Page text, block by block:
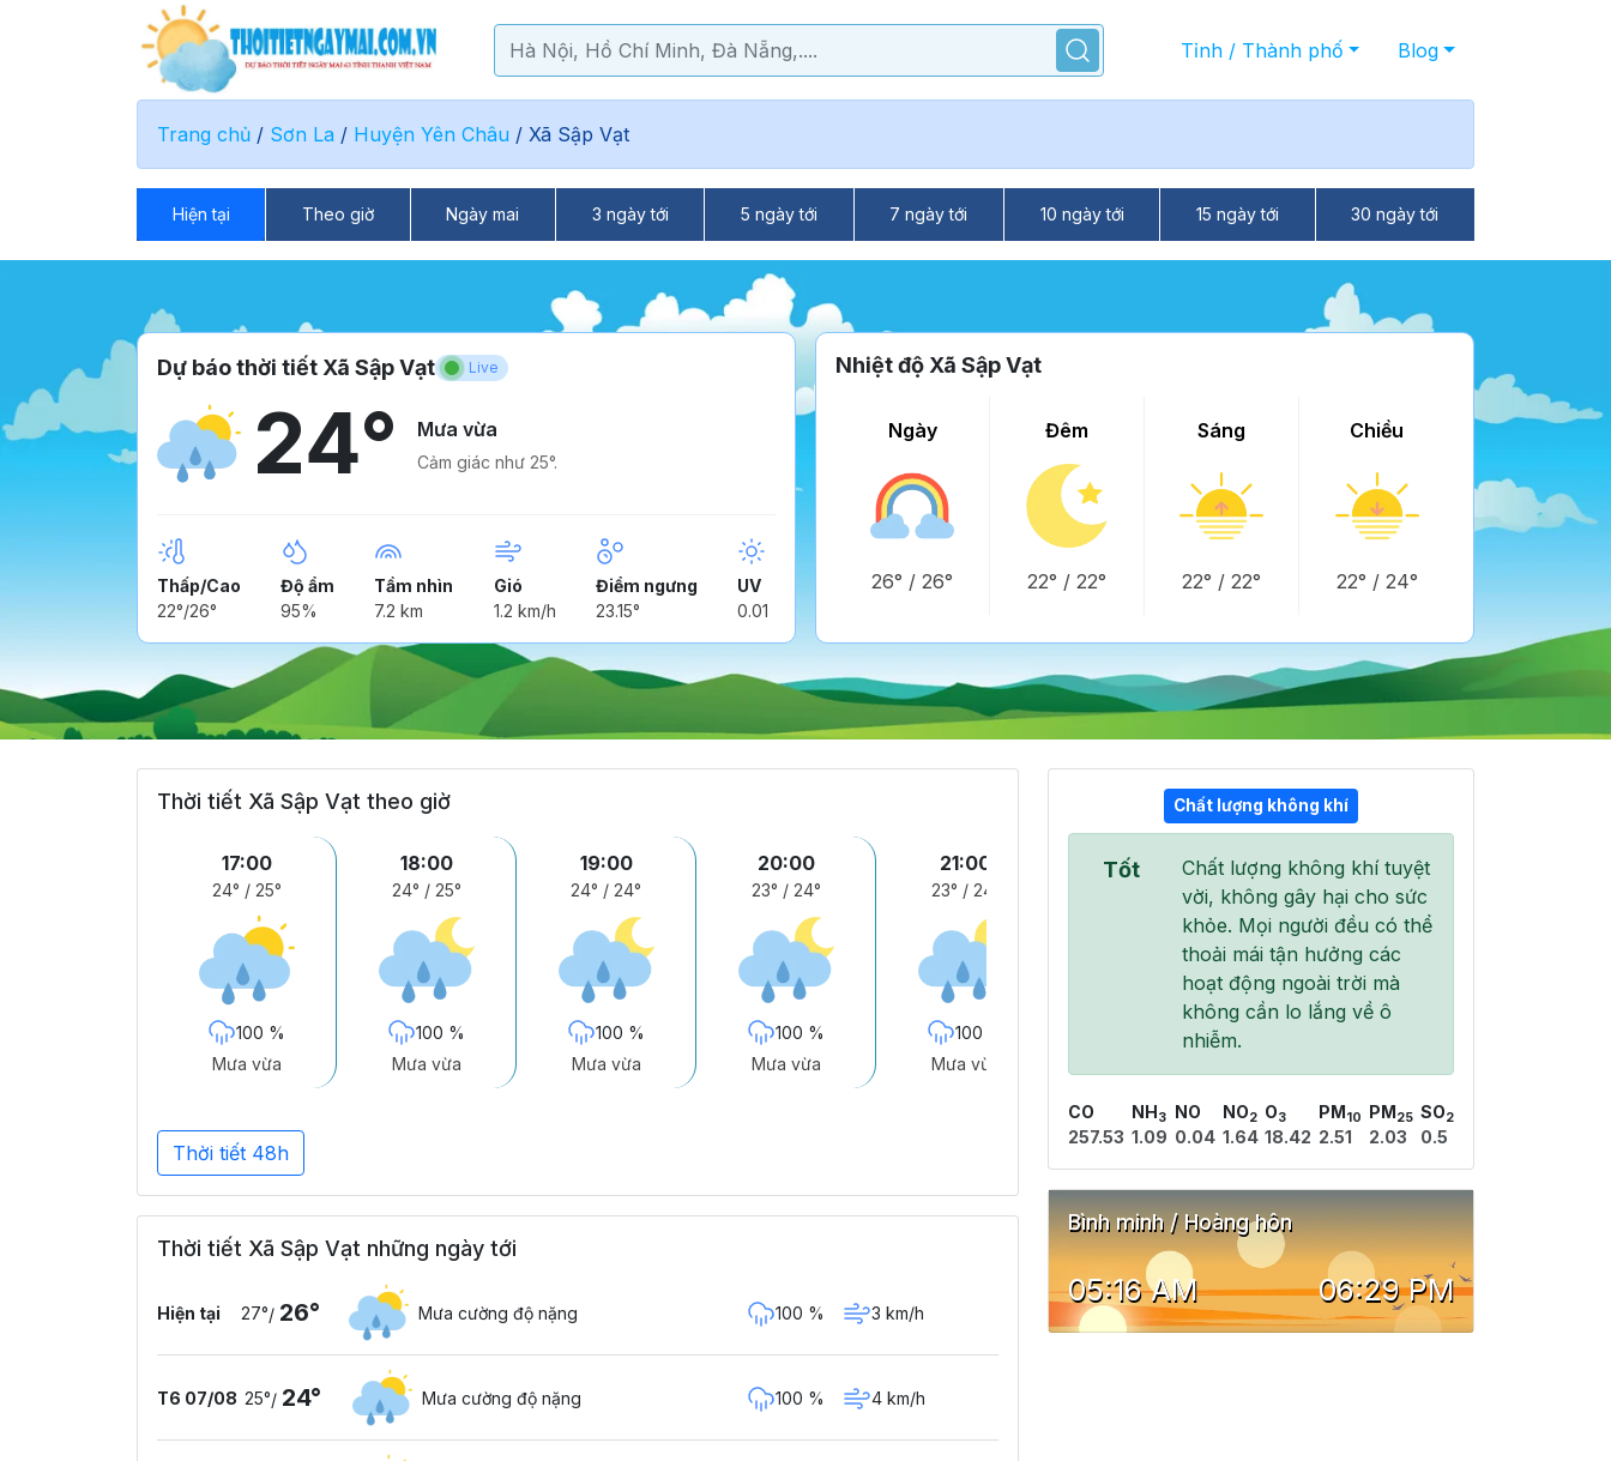
Tỉnh / Thành phố Blog
Trang chủ / Sơn La / Huyện Yên Châu / Xã Sập Vạt
Hiện tại Theo giờ Ngày mai 3 ngày tới 5 ngày tới 7 ngày tới 10 ngày tới 15 ngày tới 30 ngày tới
Dự báo thời tiết Xã Sập Vạt Live
24° Mưa vừa
Cảm giác như 25°.
Thấp/Cao
22°/26°
Độ ẩm
95%
Tầm nhìn
7.2 km
Gió
1.2 km/h
Điểm ngưng
23.15°
UV
0.01
Nhiệt độ Xã Sập Vạt
Ngày
26° / 26°
Đêm
22° / 22°
Sáng
22° / 22°
Chiều
22° / 24°
Thời tiết Xã Sập Vạt theo giờ
17:00
24° / 25°
100 %
Mưa vừa
18:00
24° / 25°
100 %
Mưa vừa
19:00
24° / 24°
100 %
Mưa vừa
20:00
23° / 24°
100 %
Mưa vừa
21:00
23° / 24°
100 %
Mưa vừa
22:00
100 %
23:00
22° /23°
Thời tiết 48h
Thời tiết Xã Sập Vạt những ngày tới
Hiện tại 27°/ 26° Mưa cường độ nặng 100 % 3 km/h
T6 07/08 25°/ 24° Mưa cường độ nặng 100 % 4 km/h
Chất lượng không khí
Tốt
Chất lượng không khí tuyệt
vời, không gây hại cho sức
khỏe. Mọi người đều có thể
thoải mái tận hưởng các
hoạt động ngoài trời mà
không cần lo lắng về ô
nhiễm.
CO
257.53
NH 3
1.09
NO
0.04
NO2
1.64
O3
18.42
PM 10
2.51
PM 25
2.03
SO2
0.5
Bình minh / Hoàng hôn
05:16 AM 06:29 PM